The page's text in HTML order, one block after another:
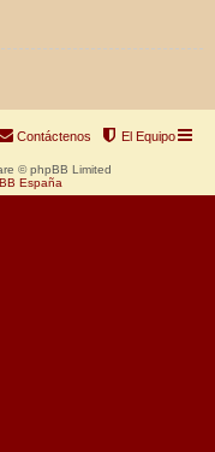
El Equipo
Contáctenos
© phpBB Limited
España